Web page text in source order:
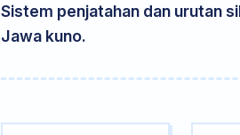
Sistem penjatahan dan urutan
Jawa kuno.